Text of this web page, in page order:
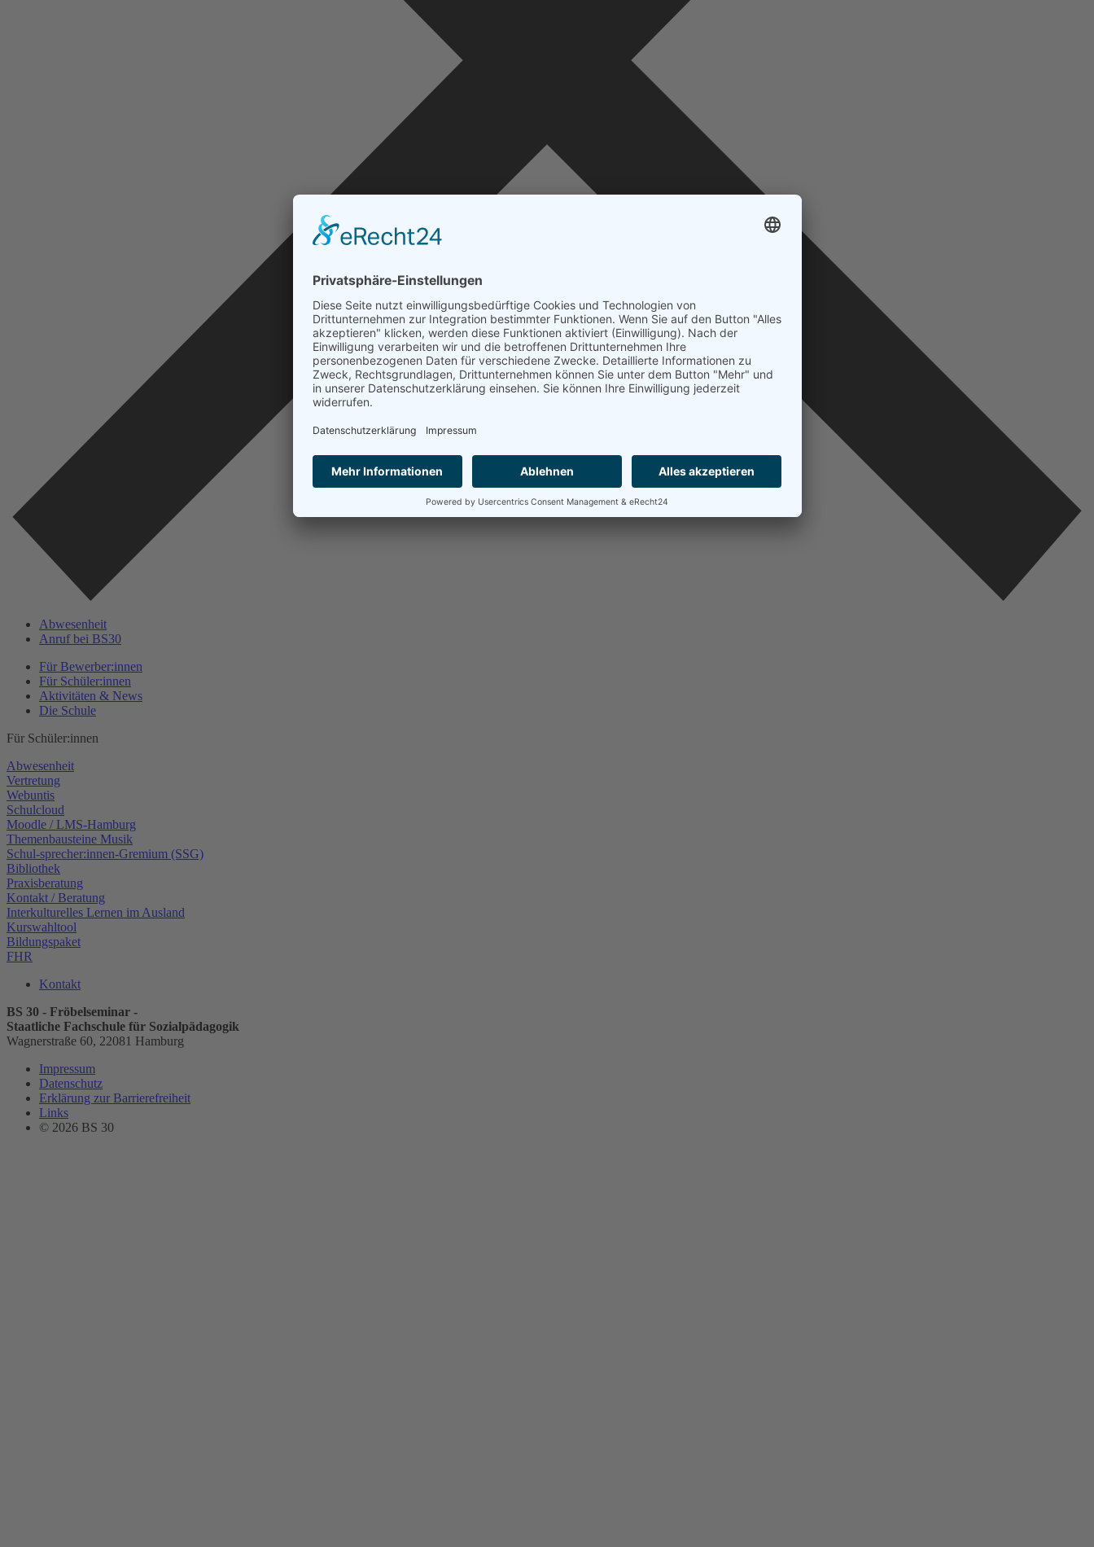
Abwesenheit
Anruf bei BS30
Für Bewerber:innen
Für Schüler:innen
Aktivitäten & News
Die Schule
Für Schüler:innen
Abwesenheit
Vertretung
Webuntis
Schulcloud
Moodle / LMS-Hamburg
Themenbausteine Musik
Schul-sprecher:innen-Gremium (SSG)
Bibliothek
Praxisberatung
Kontakt / Beratung
Interkulturelles Lernen im Ausland
Kurswahltool
Bildungspaket
FHR
Kontakt
BS 30 - Fröbelseminar -
Staatliche Fachschule für Sozialpädagogik
Wagnerstraße 60, 22081 Hamburg
Impressum
Datenschutz
Erklärung zur Barrierefreiheit
Links
© 2026 BS 30